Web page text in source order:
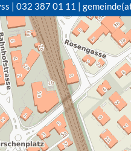
| 032 387 01 11 |